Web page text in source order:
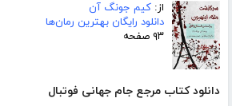
از: کیم جونگ آن
دانلود رایگان بهترین رمان‌ها
۹۳ صفحه
دانلود کتاب مرجع جام جهانی فوتبال